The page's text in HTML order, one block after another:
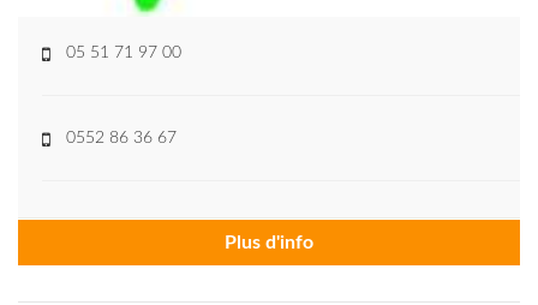
05 51 71 97 00
0552 86 36 67
Plus d'info